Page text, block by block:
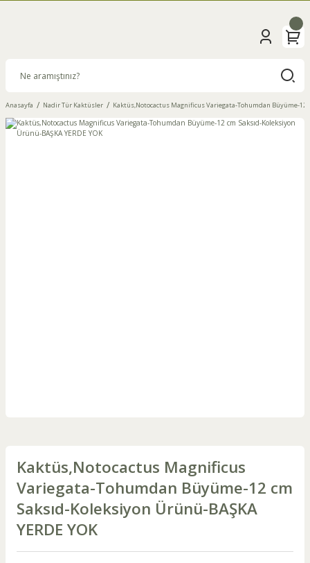
Anasayfa Nadir Tür Kaktüsler Kaktüs,Notocactus Magnificus Variegata-Tohumdan Büyüme-12
Kaktüs,Notocactus Magnificus
Variegata-Tohumdan Büyüme-12 cm
Saksıd-Koleksiyon Ürünü-BAŞKA
YERDE YOK